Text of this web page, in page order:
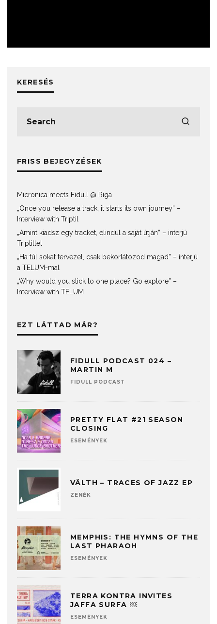
KERESÉS
FRISS BEJEGYZÉSEK
Micronica meets Fidull @ Riga
„Once you release a track, it starts its own journey” –
Interview with Triptil
„Amint kiadsz egy tracket, elindul a saját útján” – interjú
Triptillel
„Ha túl sokat tervezel, csak bekorlátozod magad” – interjú
a TELUM-mal
„Why would you stick to one place? Go explore” –
Interview with TELUM
EZT LÁTTAD MÁR?
FIDULL PODCAST 024 –
MARTIN M
FIDULL PODCAST
PRETTY FLAT #21 SEASON
CLOSING
ESEMÉNYEK
VÄLTH – TRACES OF JAZZ EP
ZENÉK
MEMPHIS: THE HYMNS OF THE
LAST PHARAOH
ESEMÉNYEK
TERRA KONTRA INVITES
JAFFA SURFA ￼
ESEMÉNYEK